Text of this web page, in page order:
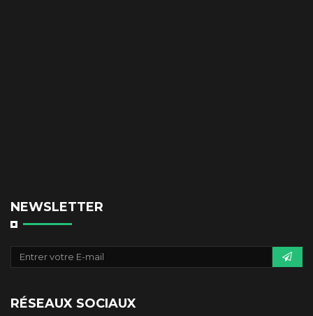
NEWSLETTER
RÉSEAUX SOCIAUX